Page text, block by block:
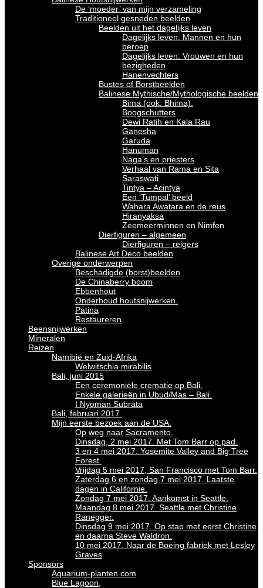
De ‘moeder’ van mijn verzameling
Traditioneel gesneden beelden
Beelden uit het dagelijks leven
Dagelijks leven: Mannen en hun
beroep
Dagelijks leven: Vrouwen en hun
bezigheden
Hanenvechters
Bustes of Borstbeelden
Balinese Mythische/Mythologische beelden
Bima (ook: Bhima).
Boogschutters
Dewi Ratih en Kala Rau
Ganesha
Garuda
Hanuman
Naga’s en priesters
Verhaal van Rama en Sita
Saraswati
Tintya – Acintya
Een ‘Tumpal’ beeld
Wahara Awatara en de reus
Hiranyaksa
Zeemeerminnen en Nimfen
Dierfiguren – algemeen
Dierfiguren – reigers
Balinese Art Deco beelden
Overige onderwerpen
Beschadigde (borst)beelden
De Chinaberry boom
Ebbenhout
Onderhoud houtsnijwerken.
Patina
Restaureren
Beensnijwerken
Mineralen
Reizen
Namibië en Zuid-Afrika
Welwitschia mirabilis
Bali, juni 2015
Een ceremoniële crematie op Bali.
Enkele galerieën in Ubud/Mas – Bali.
I Nyoman Subrata
Bali, februari 2017.
Mijn eerste bezoek aan de USA.
Op weg naar Sacramento.
Dinsdag, 2 mei 2017. Met Tom Barr op pad.
3 en 4 mei 2017: Yosemite Valley and Big Tree
Forest.
Vrijdag 5 mei 2017, San Francisco met Tom Barr.
Zaterdag 6 en zondag 7 mei 2017. Laatste
dagen in Californie.
Zondag 7 mei 2017. Aankomst in Seattle.
Maandag 8 mei 2017. Seattle met Christine
Ranegger.
Dinsdag 9 mei 2017. Op stap met eerst Christine
en daarna Steve Waldron.
10 mei 2017. Naar de Boeing fabriek met Lesley
Graves
Sponsors
Aquarium-planten.com
Blue Lagoon,